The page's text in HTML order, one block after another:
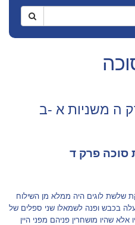
ה משניות א -ב
פרק ד
שלשת לוגים היה ממלא מן השילוח
בכבש ופנה לשמאלו שני ספלים של
שהיו מושחרין פניהם מפני היין